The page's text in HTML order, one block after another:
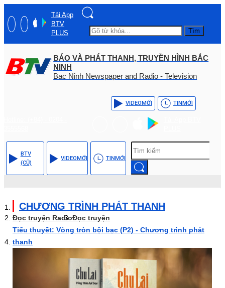
Tải App
BTV
PLUS
Tìm
BÁO VÀ PHÁT THANH, TRUYỀN HÌNH BẮC
NINH
Bac Ninh Newspaper and Radio - Television
VIDEOMỚI TINMỚI
BTV
(CŨ)
VIDEOMỚI TINMỚI
CHƯƠNG TRÌNH PHÁT THANH
Đọc truyện RadioĐọc truyện
Tiểu thuyết: Vòng tròn bội bạc (P2) - Chương trình phát
thanh